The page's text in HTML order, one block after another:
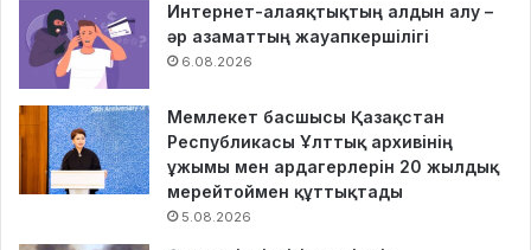
Интернет-алаяқтықтың алдын алу –
әр азаматтың жауапкершілігі
6.08.2026
Мемлекет басшысы Қазақстан
Республикасы Ұлттық архивінің
ұжымы мен ардагерлерін 20 жылдық
мерейтоймен құттықтады
5.08.2026